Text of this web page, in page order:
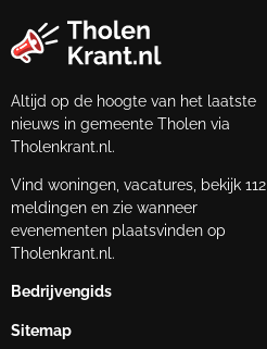
Altijd op de hoogte van het laatste
nieuws in gemeente Tholen via
Tholenkrant.nl.
Vind woningen, vacatures, bekijk 112
meldingen en zie wanneer
evenementen plaatsvinden op
Tholenkrant.nl.
Bedrijvengids
Sitemap